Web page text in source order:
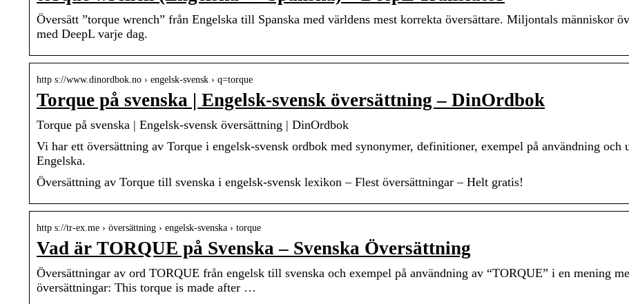
Översätt ”torque wrench” från Engelska till Spanska med världens mest korrekta översättare. Miljontals människor
med DeepL varje dag.
http s://www.dinordbok.no › engelsk-svensk › q=torque
Torque på svenska | Engelsk-svensk översättning – DinOrdbok
Torque på svenska | Engelsk-svensk översättning | DinOrdbok
Vi har ett översättning av Torque i engelsk-svensk ordbok med synonymer, definitioner, exempel på användning och
Engelska.
Översättning av Torque till svenska i engelsk-svensk lexikon – Flest översättningar – Helt gratis!
http s://tr-ex.me › översättning › engelsk-svenska › torque
Vad är TORQUE på Svenska – Svenska Översättning
Översättningar av ord TORQUE från engelsk till svenska och exempel på användning av “TORQUE” i en mening
översättningar: This torque is made after …